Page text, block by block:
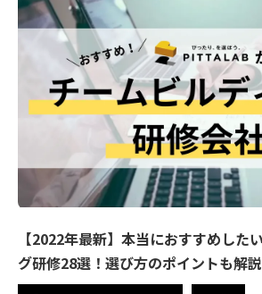
【2022年最新】本当におすすめした
グ研修28選！選び方のポイントも解説